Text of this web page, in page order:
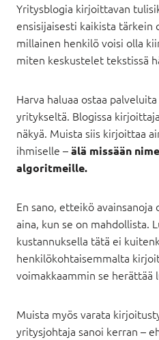
Yritysblogia kirjoittavan
ensisijaisesti kaikista tärkein
millainen henkilö voisi olla
miten keskustelet tekstissä
Harva haluaa ostaa
yritykseltä. Blogissa
näkyä. Muista siis kirjoittaa
ihmiselle –älä missään
algoritmeille.
En sano, etteikö avainsanoja
aina, kun se on mahdollista.
kustannuksella tätä ei
henkilökohtaisemmalta
voimakkaammin se herättää
Muista myös varata
yritysjohtaja sanoi kerran –